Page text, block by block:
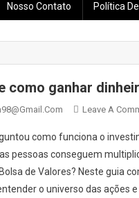
Nosso Contato Política
como ganhar
Leave A
como funciona o
pessoas conseguem
de Valores? Neste guia
o universo das ações